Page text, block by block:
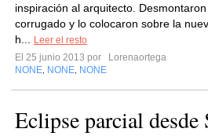
inspiración al arquitecto.
corrugado y lo colocaron sobre la
h...
Leer el resto
El 25 junio 2013 por
Lorenaortega
NONE NONE NONE
Eclipse parcial desde